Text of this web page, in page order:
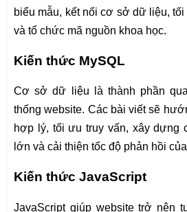
biểu mẫu, kết nối cơ sở dữ liệu,
và tổ chức mã nguồn khoa học.
Kiến thức MySQL
Cơ sở dữ liệu là thành phần
thống website. Các bài viết sẽ
hợp lý, tối ưu truy vấn, xây dựng
lớn và cải thiện tốc độ phản hồi
Kiến thức JavaScript
JavaScript giúp website trở nên